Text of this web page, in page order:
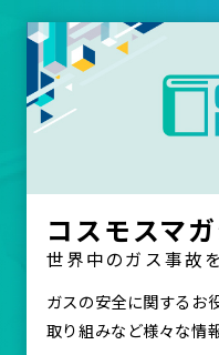
コスモスマ
世界中のガス事故
ガスの安全に関するお
取り組みなど様々な情